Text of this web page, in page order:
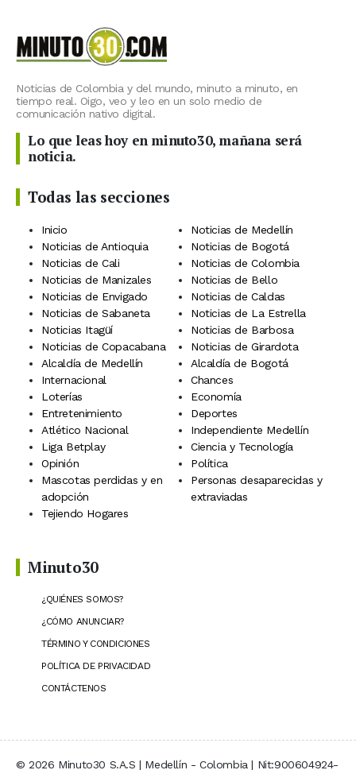
Noticias de Colombia y del mundo, minuto a minuto, en
tiempo real. Oigo, veo y leo en un solo medio de
comunicación nativo digital.
Lo que leas hoy en minuto30, mañana será
noticia.
Todas las secciones
Inicio
Noticias de Medellín
Noticias de Antioquia
Noticias de Bogotá
Noticias de Cali
Noticias de Colombia
Noticias de Manizales
Noticias de Bello
Noticias de Envigado
Noticias de Caldas
Noticias de Sabaneta
Noticias de La Estrella
Noticias Itagüí
Noticias de Barbosa
Noticias de Copacabana
Noticias de Girardota
Alcaldía de Medellín
Alcaldía de Bogotá
Internacional
Chances
Loterías
Economía
Entretenimiento
Deportes
Atlético Nacional
Independiente Medellín
Liga Betplay
Ciencia y Tecnología
Opinión
Política
Mascotas perdidas y en
adopción
Personas desaparecidas y
extraviadas
Tejiendo Hogares
Minuto30
¿QUIÉNES SOMOS?
¿CÓMO ANUNCIAR?
TÉRMINO Y CONDICIONES
POLÍTICA DE PRIVACIDAD
CONTÁCTENOS
© 2026 Minuto30 S.A.S | Medellín - Colombia | Nit:900604924-